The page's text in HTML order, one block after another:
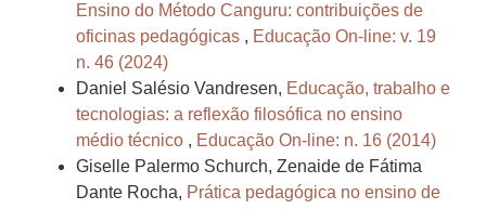
Ensino do Método Canguru: contribuições de
oficinas pedagógicas , Educação On-line: v. 19
n. 46 (2024)
Daniel Salésio Vandresen, Educação, trabalho e
tecnologias: a reflexão filosófica no ensino
médio técnico , Educação On-line: n. 16 (2014)
Giselle Palermo Schurch, Zenaide de Fátima
Dante Rocha, Prática pedagógica no ensino de